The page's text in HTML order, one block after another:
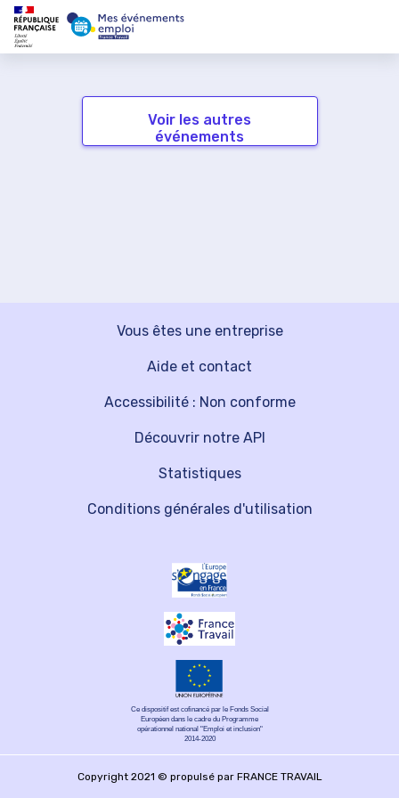
Voir les autres
événements
Vous êtes une entreprise
Découvrir notre API
Aide et contact
Statistiques
Accessibilité : Non conforme
Conditions générales d'utilisation
Ce dispositif est cofinancé par le Fonds Social
Européen dans le cadre du Programme
opérationnel national "Emploi et inclusion"
2014-2020
Copyright 2021 © propulsé par FRANCE TRAVAIL